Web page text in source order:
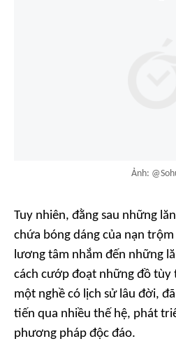
Ảnh:
Tuy nhiên, đằng sau những
chứa bóng dáng của nạn
lương tâm nhắm đến những
cách cướp đoạt những đồ tùy
một nghề có lịch sử lâu đời,
tiến qua nhiều thế hệ, phát
phương pháp độc đáo.